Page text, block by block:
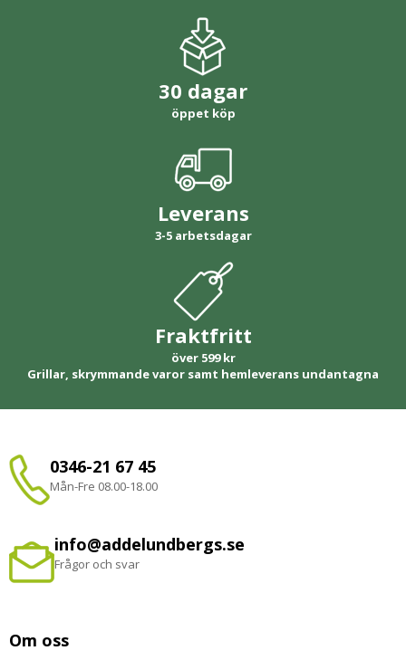
30 dagar
öppet köp
Leverans
3-5 arbetsdagar
Fraktfritt
över 599 kr
Grillar, skrymmande varor samt hemleverans undantagna
0346-21 67 45
Mån-Fre 08.00-18.00
info@addelundbergs.se
Frågor och svar
Om oss